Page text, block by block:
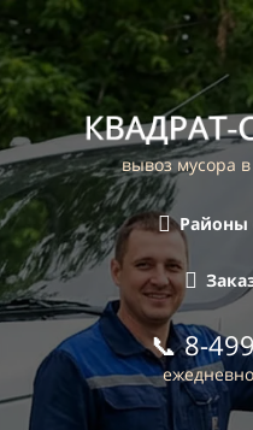
вывоз мусора
Районы
📞 8-